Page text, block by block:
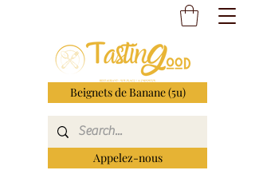
Beignets de Banane (5u)
Appelez-nous